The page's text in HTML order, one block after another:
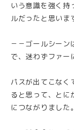
いう意識を強く持
ルだったと思いま
－－ゴールシーン
で、迷わずファー
パスが出てこなく
ると思って、とに
につながりました。